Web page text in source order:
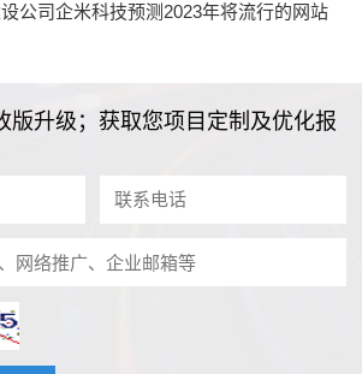
公司企米科技预测2023年将流行的网站
版升级；获取您项目定制及优化报